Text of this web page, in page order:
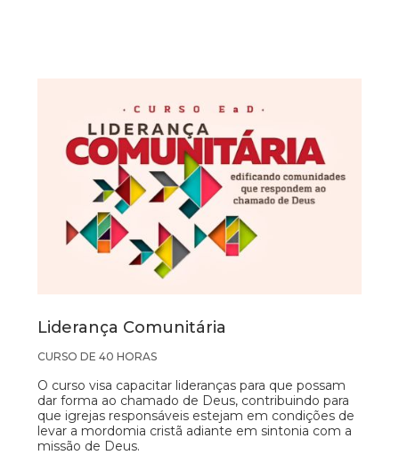
Liderança Comunitária
CURSO DE 40 HORAS
O curso visa capacitar lideranças para que possam
dar forma ao chamado de Deus, contribuindo para
que igrejas responsáveis estejam em condições de
levar a mordomia cristã adiante em sintonia com a
missão de Deus.